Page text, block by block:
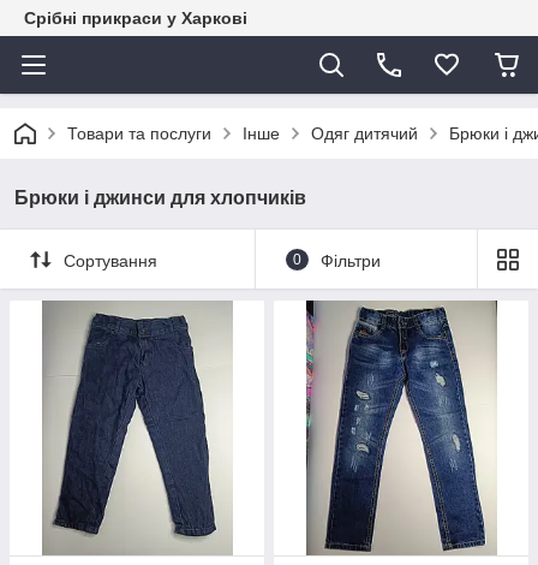
Срібні прикраси у Харкові
Товари та послуги Інше Одяг дитячий Брюки і
Брюки і джинси для хлопчиків
Сортування 0 Фільтри